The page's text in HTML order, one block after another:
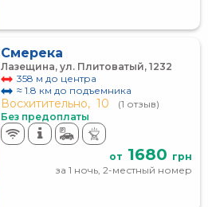
Смерека
Лазещина, ул. Плитоватый, 1232
358 м до центра
≈ 1.8 км до подъемника
Восхитительно, 10
(1 отзыв)
Без предоплаты
от 1680 грн
за 1 ночь, 2-местный номер